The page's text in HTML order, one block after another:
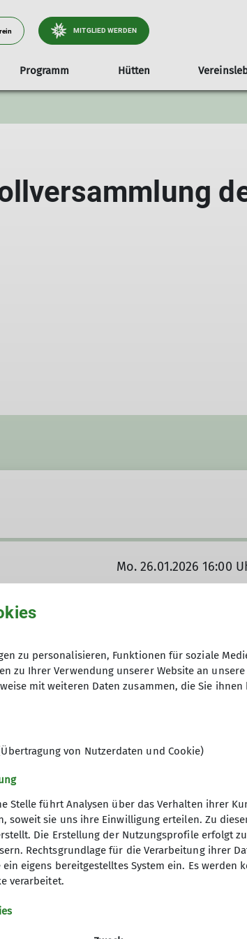
MITGLIED WERDEN
Satzung
Programm Hütten
Bernadein Hütte
Jugend
Mo. 26.01.2026 16:00
81667 München
zu personalisieren, Funktionen für soziale
zu Ihrer Verwendung unserer Website an
mit weiteren Daten zusammen, die Sie
von Nutzerdaten und Cookie)
Stelle führt Analysen über das Verhalten ihrer
soweit sie uns ihre Einwilligung erteilen. Zu
Die Erstellung der Nutzungsprofile erfolgt
Rechtsgrundlage für die Verarbeitung ihrer
ein eigens bereitgestelltes System ein. Es
verarbeitet.